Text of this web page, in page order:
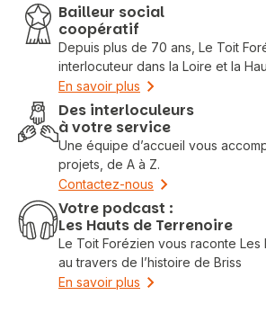
Vous recherchez&nbsp;:
Rechercher
Bailleur social
coopératif
Depuis plus de 70 ans, Le Toit
interlocuteur dans la Loire et la
En savoir plus
Des interloculeurs
à votre service
Une équipe d’accueil vous
projets, de A à Z.
Contactez-nous
Votre podcast :
Les Hauts de Terrenoire
Le Toit Forézien vous raconte
au travers de l’histoire de Briss
En savoir plus